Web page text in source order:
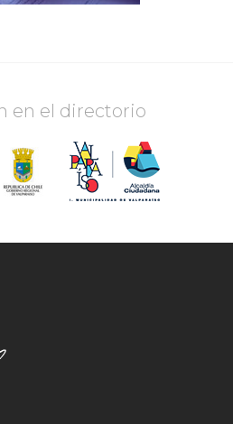
en el directorio